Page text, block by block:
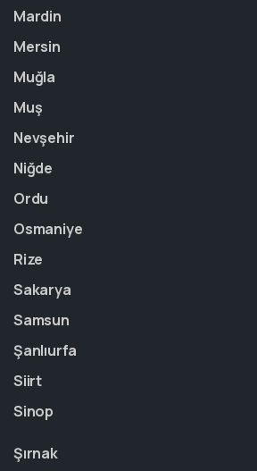
Mardin
Mersin
Muğla
Muş
Nevşehir
Niğde
Ordu
Osmaniye
Rize
Sakarya
Samsun
Şanlıurfa
Siirt
Sinop
Şırnak